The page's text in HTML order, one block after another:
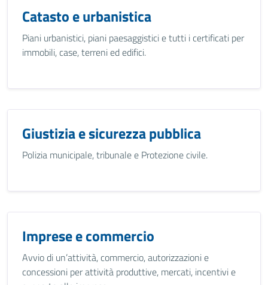
Catasto e urbanistica
Piani urbanistici, piani paesaggistici e tutti i certificati per
immobili, case, terreni ed edifici.
Giustizia e sicurezza pubblica
Polizia municipale, tribunale e Protezione civile.
Imprese e commercio
Avvio di un’attività, commercio, autorizzazioni e
concessioni per attività produttive, mercati, incentivi e